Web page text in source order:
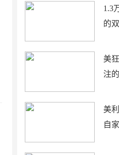
1.3
的
美
注
美
自